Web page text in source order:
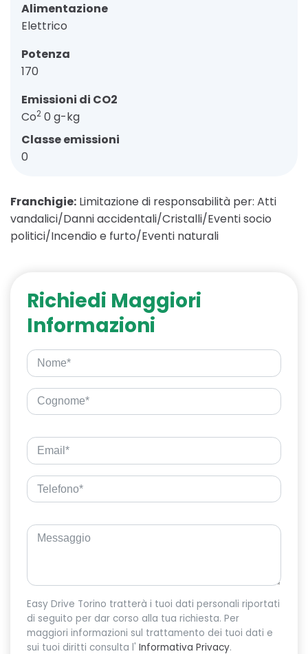
Alimentazione
Elettrico
Potenza
170
Emissioni di CO2
Co2 0 g-kg
Classe emissioni
0
Franchigie: Limitazione di responsabilità per: Atti
vandalici/Danni accidentali/Cristalli/Eventi socio
politici/Incendio e furto/Eventi naturali
Richiedi Maggiori
Informazioni
Easy Drive Torino tratterà i tuoi dati personali riportati
di seguito per dar corso alla tua richiesta. Per
maggiori informazioni sul trattamento dei tuoi dati e
sui tuoi diritti consulta l' Informativa Privacy.